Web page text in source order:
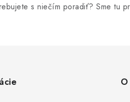
s niečím poradiť? Sme tu